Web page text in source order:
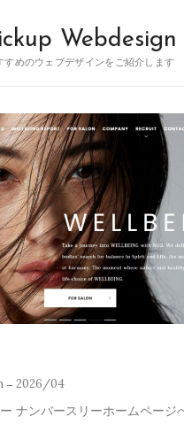
Webdesign
すめのウェブデザインをご紹介します
2026/04
ナンバースリーホームページ